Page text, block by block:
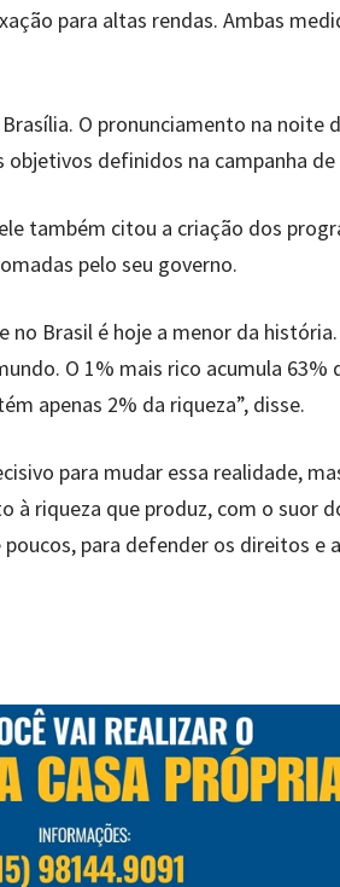
para altas rendas. Ambas
O pronunciamento na noite
definidos na campanha de
também citou a criação dos
pelo seu governo.
no Brasil é hoje a menor da
O 1% mais rico acumula 63%
apenas 2% da riqueza”, disse.
para mudar essa realidade,
à riqueza que produz, com o suor
para defender os direitos e